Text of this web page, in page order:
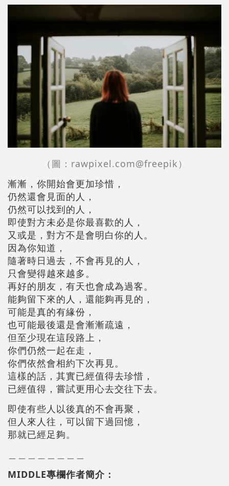
（圖：rawpixel.com@freepik）
漸漸，你開始會更加珍惜，
仍然還會見面的人，
仍然可以找到的人，
即使對方未必是你最喜歡的人，
又或是，對方不是會明白你的人。
因為你知道，
隨著時日過去，不會再見的人，
只會變得越來越多。
再好的朋友，有天也會成為過客。
能夠留下來的人，還能夠再見的，
可能是真的有緣份，
也可能最後還是會漸漸疏遠，
但至少現在這段路上，
你們仍然一起在走，
你們依然會相約下次再見。
這樣的話，其實已經值得去珍惜，
已經值得，嘗試更用心去交往下去。
即使有些人以後真的不會再聚，
但人來人往，可以留下過回憶，
那就已經足夠。
MIDDLE專欄作者簡介：